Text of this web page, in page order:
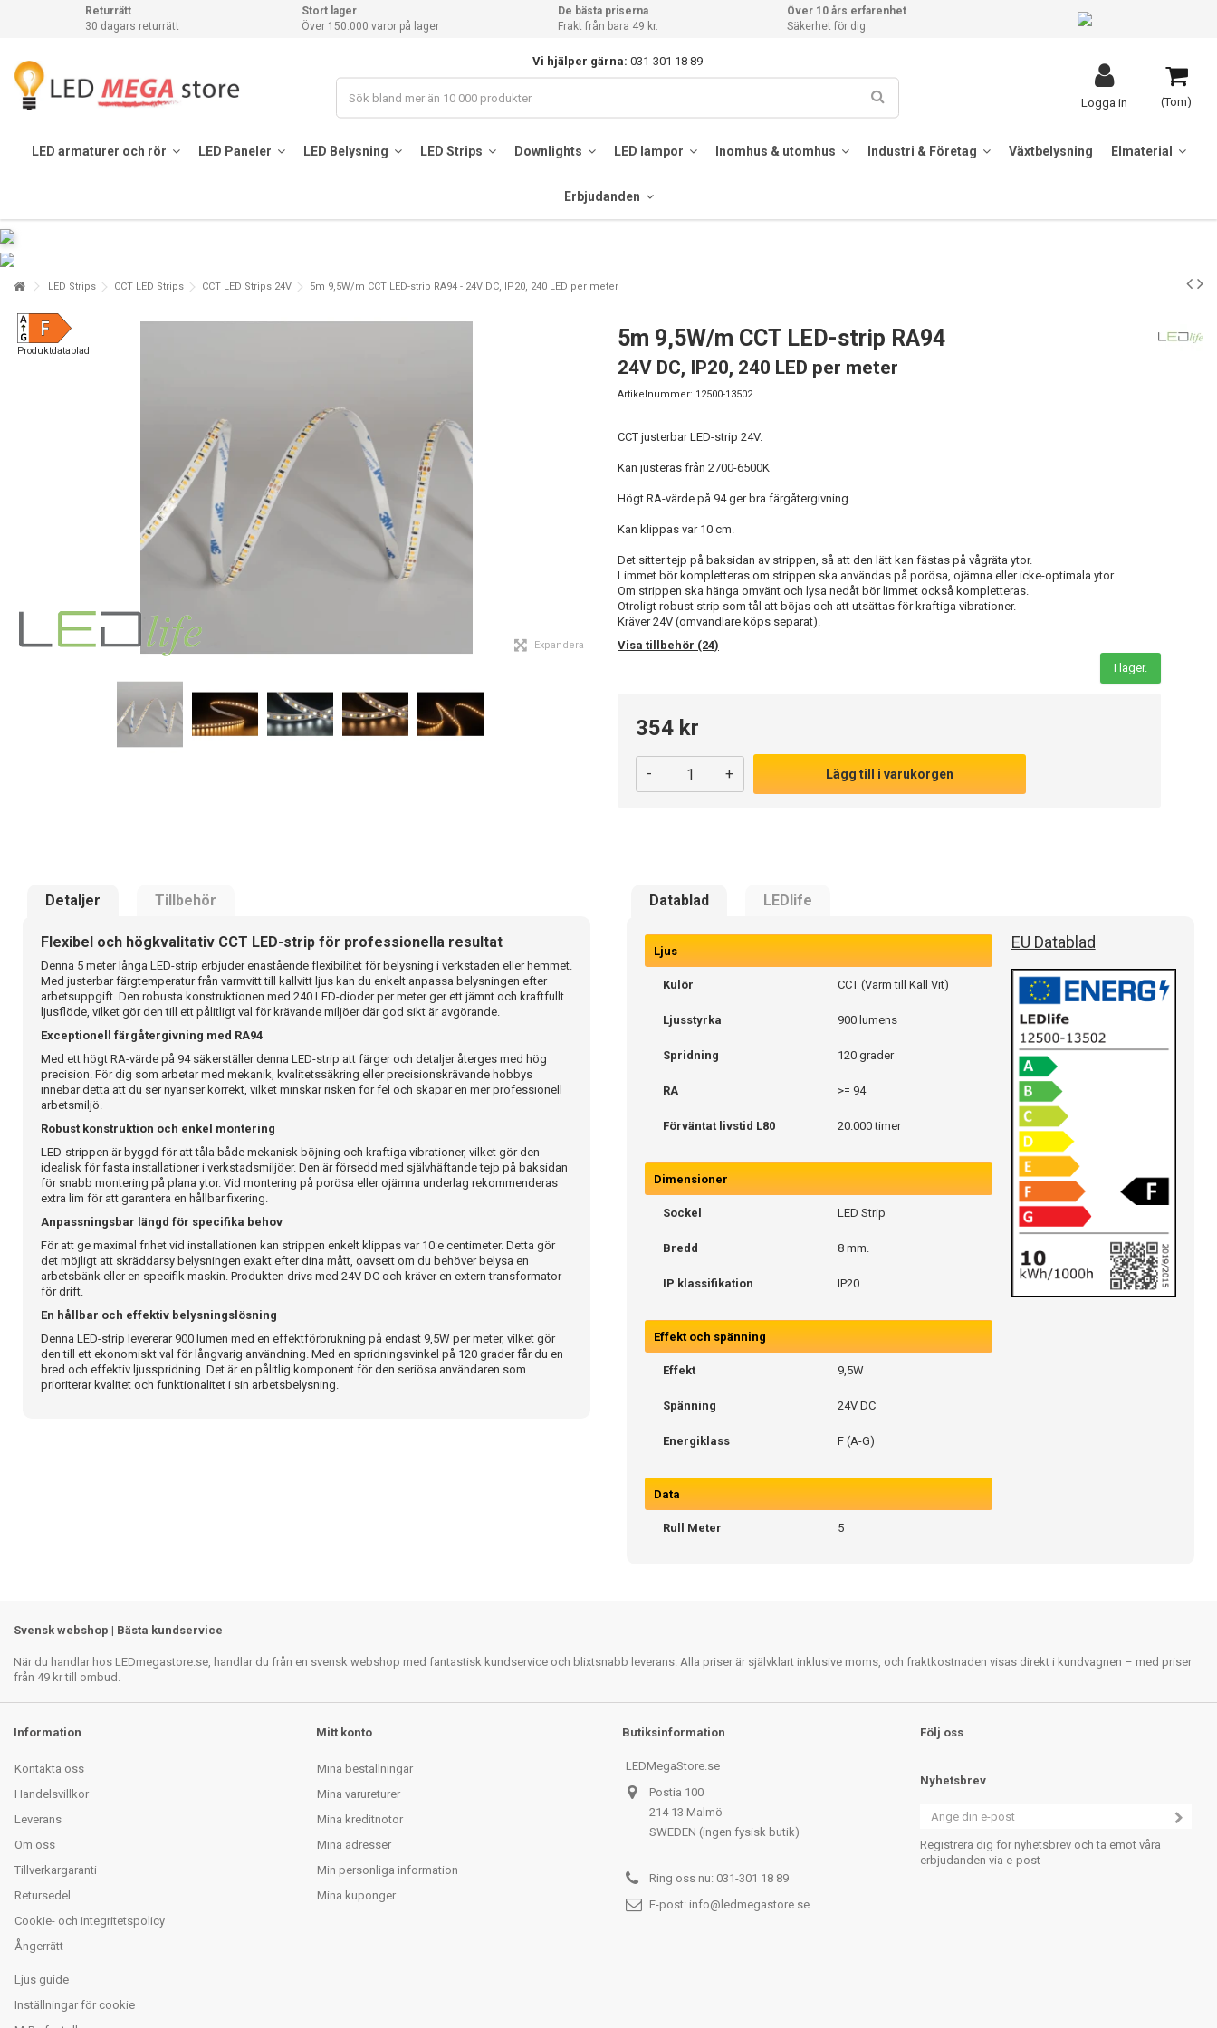
Returrätt
30 dagars returrätt
Stort lager
Över 150.000 varor på lager
De bästa priserna
Frakt från bara 49 kr.
Över 10 års erfarenhet
Säkerhet för dig
Vi hjälper gärna: 031-301 18 89
(Tom)
Logga in
LED armaturer och rör LED Paneler LED Belysning LED Strips Downlights LED lampor Inomhus & utomhus Industri & Företag Växtbelysning Elmaterial
Erbjudanden
LED Strips CCT LED Strips CCT LED Strips 24V 5m 9,5W/m CCT LED-strip RA94 - 24V DC, IP20, 240 LED per meter
Produktdatablad
Expandera
5m 9,5W/m CCT LED-strip RA94
24V DC, IP20, 240 LED per meter
Artikelnummer: 12500-13502
CCT justerbar LED-strip 24V.
Kan justeras från 2700-6500K
Högt RA-värde på 94 ger bra färgåtergivning.
Kan klippas var 10 cm.
Det sitter tejp på baksidan av strippen, så att den lätt kan fästas på vågräta ytor.
Limmet bör kompletteras om strippen ska användas på porösa, ojämna eller icke-optimala ytor.
Om strippen ska hänga omvänt och lysa nedåt bör limmet också kompletteras.
Otroligt robust strip som tål att böjas och att utsättas för kraftiga vibrationer.
Kräver 24V (omvandlare köps separat).
Visa tillbehör (24)
I lager.
354 kr
- + Lägg till i varukorgen
Detaljer Tillbehör Datablad LEDlife
Flexibel och högkvalitativ CCT LED-strip för professionella resultat
Denna 5 meter långa LED-strip erbjuder enastående flexibilitet för belysning i verkstaden eller hemmet.
Med justerbar färgtemperatur från varmvitt till kallvitt ljus kan du enkelt anpassa belysningen efter
arbetsuppgift. Den robusta konstruktionen med 240 LED-dioder per meter ger ett jämnt och kraftfullt
ljusflöde, vilket gör den till ett pålitligt val för krävande miljöer där god sikt är avgörande.
Exceptionell färgåtergivning med RA94
Med ett högt RA-värde på 94 säkerställer denna LED-strip att färger och detaljer återges med hög
precision. För dig som arbetar med mekanik, kvalitetssäkring eller precisionskrävande hobbys
innebär detta att du ser nyanser korrekt, vilket minskar risken för fel och skapar en mer professionell
arbetsmiljö.
Robust konstruktion och enkel montering
LED-strippen är byggd för att tåla både mekanisk böjning och kraftiga vibrationer, vilket gör den
idealisk för fasta installationer i verkstadsmiljöer. Den är försedd med självhäftande tejp på baksidan
för snabb montering på plana ytor. Vid montering på porösa eller ojämna underlag rekommenderas
extra lim för att garantera en hållbar fixering.
Anpassningsbar längd för specifika behov
För att ge maximal frihet vid installationen kan strippen enkelt klippas var 10:e centimeter. Detta gör
det möjligt att skräddarsy belysningen exakt efter dina mått, oavsett om du behöver belysa en
arbetsbänk eller en specifik maskin. Produkten drivs med 24V DC och kräver en extern transformator
för drift.
En hållbar och effektiv belysningslösning
Denna LED-strip levererar 900 lumen med en effektförbrukning på endast 9,5W per meter, vilket gör
den till ett ekonomiskt val för långvarig användning. Med en spridningsvinkel på 120 grader får du en
bred och effektiv ljusspridning. Det är en pålitlig komponent för den seriösa användaren som
prioriterar kvalitet och funktionalitet i sin arbetsbelysning.
Ljus
Kulör CCT (Varm till Kall Vit)
Ljusstyrka 900 lumens
Spridning 120 grader
RA >= 94
Förväntat livstid L80 20.000 timer
Dimensioner
Sockel LED Strip
Bredd 8 mm.
IP klassifikation IP20
Effekt och spänning
Effekt 9,5W
Spänning 24V DC
Energiklass F (A-G)
Data
Rull Meter 5
EU Datablad
Svensk webshop | Bästa kundservice
När du handlar hos LEDmegastore.se, handlar du från en svensk webshop med fantastisk kundservice och blixtsnabb leverans. Alla priser är självklart inklusive moms, och fraktkostnaden visas direkt i kundvagnen – med priser
från 49 kr till ombud.
Information
Kontakta oss
Handelsvillkor
Leverans
Om oss
Tillverkargaranti
Retursedel
Cookie- och integritetspolicy
Ångerrätt
Ljus guide
Inställningar för cookie
Mitt konto
Mina beställningar
Mina varureturer
Mina kreditnotor
Mina adresser
Min personliga information
Mina kuponger
Butiksinformation
LEDMegaStore.se
Postia 100
214 13 Malmö
SWEDEN (ingen fysisk butik)
Ring oss nu: 031-301 18 89
E-post: info@ledmegastore.se
Följ oss
Nyhetsbrev
Registrera dig för nyhetsbrev och ta emot våra
erbjudanden via e-post